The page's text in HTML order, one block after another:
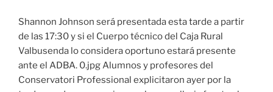
Shannon Johnson será presentada esta tarde a partir
de las 17:30 y si el Cuerpo técnico del Caja Rural
Valbusenda lo considera oportuno estará presente
ante el ADBA. 0.jpg Alumnos y profesores del
Conservatori Professional explicitaron ayer por la